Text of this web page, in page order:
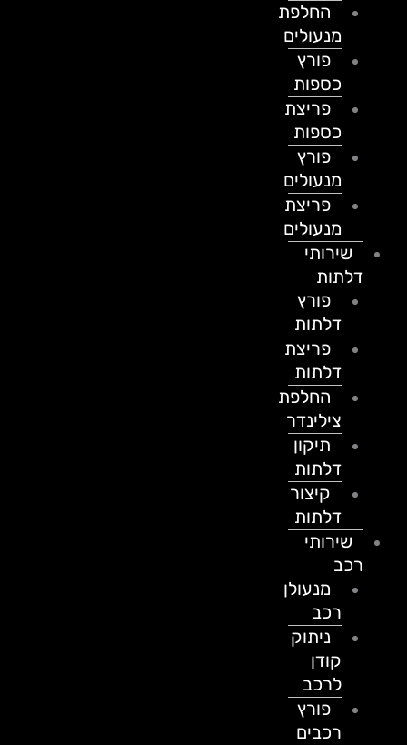
החלפת
מנעולים
פורץ
כספות
פריצת
כספות
פורץ
מנעולים
פריצת
מנעולים
שירותי
דלתות
פורץ
דלתות
פריצת
דלתות
החלפת
צילינדר
תיקון
דלתות
קיצור
דלתות
שירותי
מנעולן
ניתוק
לרכב
פורץ
רכבים